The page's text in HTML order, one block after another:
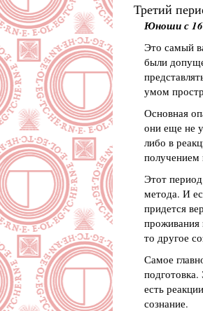
Третий
Юноши с 16
Это самый
были
умом
Основная
они еще не
либо в
Этот
метода. И
придется
проживания
то другое
Самое
есть
сознание.